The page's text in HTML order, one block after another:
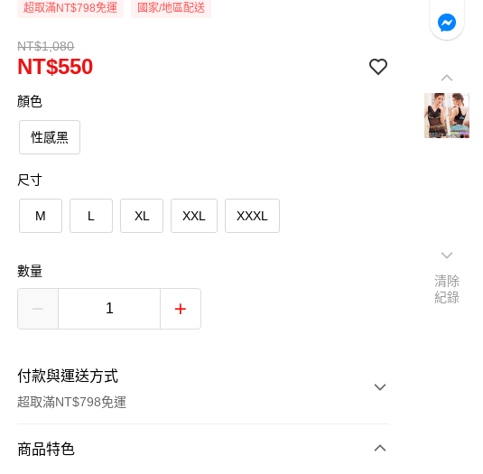
超取滿NT$798免運 國家/地區配送
NT$1,080
NT$550
顏色
性感黑
尺寸
M L XL XXL XXXL
數量
付款與運送方式
超取滿NT$798免運
付款方式
商品特色
清除
紀錄